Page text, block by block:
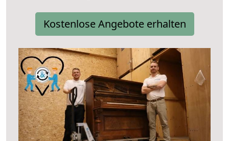
Kostenlose Angebote erhalten